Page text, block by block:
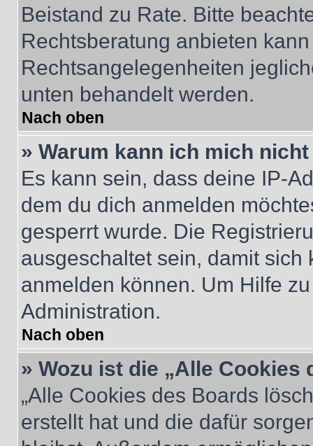
Beistand zu Rate. Bitte
Rechtsberatung anbieten
Rechtsangelegenheiten
unten behandelt werden.
Nach oben
» Warum kann ich mich
Es kann sein, dass deine IP-
dem du dich anmelden
gesperrt wurde. Die
ausgeschaltet sein, damit
anmelden können. Um Hilfe
Administration.
Nach oben
» Wozu ist die „Alle
„Alle Cookies des Boards
erstellt hat und die dafür